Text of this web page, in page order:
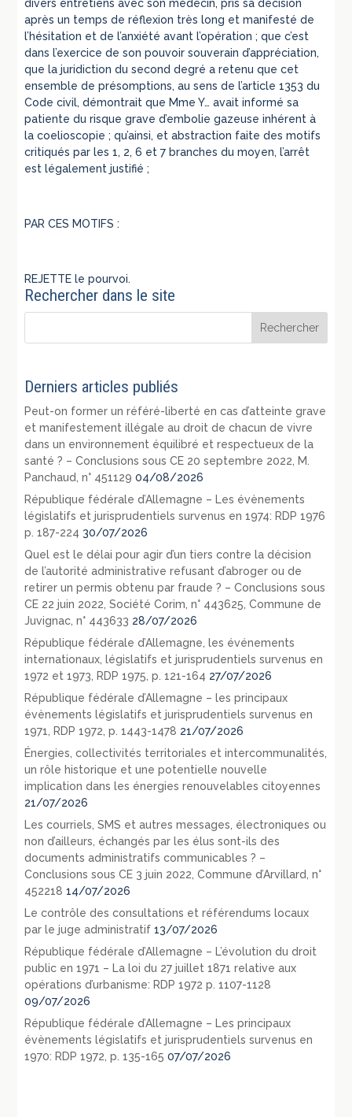
divers entretiens avec son médecin, pris sa décision
après un temps de réflexion très long et manifesté de
l’hésitation et de l’anxiété avant l’opération ; que c’est
dans l’exercice de son pouvoir souverain d’appréciation,
que la juridiction du second degré a retenu que cet
ensemble de présomptions, au sens de l’article 1353 du
Code civil, démontrait que Mme Y… avait informé sa
patiente du risque grave d’embolie gazeuse inhérent à
la coelioscopie ; qu’ainsi, et abstraction faite des motifs
critiqués par les 1, 2, 6 et 7 branches du moyen, l’arrêt
est légalement justifié ;
PAR CES MOTIFS :
REJETTE le pourvoi.
Rechercher dans le site
Derniers articles publiés
Peut-on former un référé-liberté en cas d’atteinte grave
et manifestement illégale au droit de chacun de vivre
dans un environnement équilibré et respectueux de la
santé ? – Conclusions sous CE 20 septembre 2022, M.
Panchaud, n° 451129 04/08/2026
République fédérale d’Allemagne – Les évènements
législatifs et jurisprudentiels survenus en 1974: RDP 1976
p. 187-224 30/07/2026
Quel est le délai pour agir d’un tiers contre la décision
de l’autorité administrative refusant d’abroger ou de
retirer un permis obtenu par fraude ? – Conclusions sous
CE 22 juin 2022, Société Corim, n° 443625, Commune de
Juvignac, n° 443633 28/07/2026
République fédérale d’Allemagne, les événements
internationaux, législatifs et jurisprudentiels survenus en
1972 et 1973, RDP 1975, p. 121-164 27/07/2026
République fédérale d’Allemagne – les principaux
évènements législatifs et jurisprudentiels survenus en
1971, RDP 1972, p. 1443-1478 21/07/2026
Énergies, collectivités territoriales et intercommunalités,
un rôle historique et une potentielle nouvelle
implication dans les énergies renouvelables citoyennes
21/07/2026
Les courriels, SMS et autres messages, électroniques ou
non d’ailleurs, échangés par les élus sont-ils des
documents administratifs communicables ? –
Conclusions sous CE 3 juin 2022, Commune d’Arvillard, n°
452218 14/07/2026
Le contrôle des consultations et référendums locaux
par le juge administratif 13/07/2026
République fédérale d’Allemagne – L’évolution du droit
public en 1971 – La loi du 27 juillet 1871 relative aux
opérations d’urbanisme: RDP 1972 p. 1107-1128
09/07/2026
République fédérale d’Allemagne – Les principaux
évènements législatifs et jurisprudentiels survenus en
1970: RDP 1972, p. 135-165 07/07/2026